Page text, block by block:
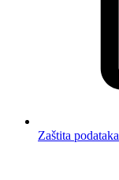
Zaštita podataka